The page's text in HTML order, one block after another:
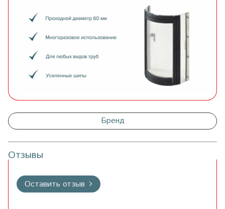
Бренд
Отзывы
Оставить отзыв